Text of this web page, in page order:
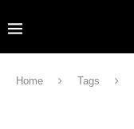
Home Tags